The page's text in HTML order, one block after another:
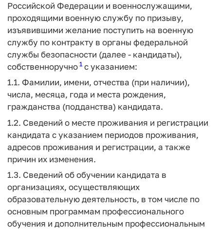
Российской Федерации и военнослужащими,
проходящими военную службу по призыву,
изъявившими желание поступить на военную
службу по контракту в органы федеральной
службы безопасности (далее - кандидаты),
собственноручно 1 с указанием:
1.1. Фамилии, имени, отчества (при наличии),
числа, месяца, года и места рождения,
гражданства (подданства) кандидата.
1.2. Сведений о месте проживания и регистрации
кандидата с указанием периодов проживания,
адресов проживания и регистрации, а также
причин их изменения.
1.3. Сведений об обучении кандидата в
организациях, осуществляющих
образовательную деятельность, в том числе по
основным программам профессионального
обучения и дополнительным профессиональным